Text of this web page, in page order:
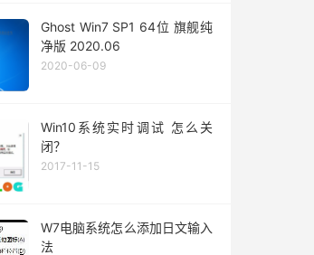
Ghost Win7 SP1 64位 旗舰纯
净版 2020.06
2020-06-09
Win10系统实时调试 怎么关
闭？
2017-11-15
W7电脑系统怎么添加日文输入
法